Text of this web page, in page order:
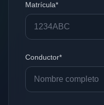
Matrícula*
Conductor*